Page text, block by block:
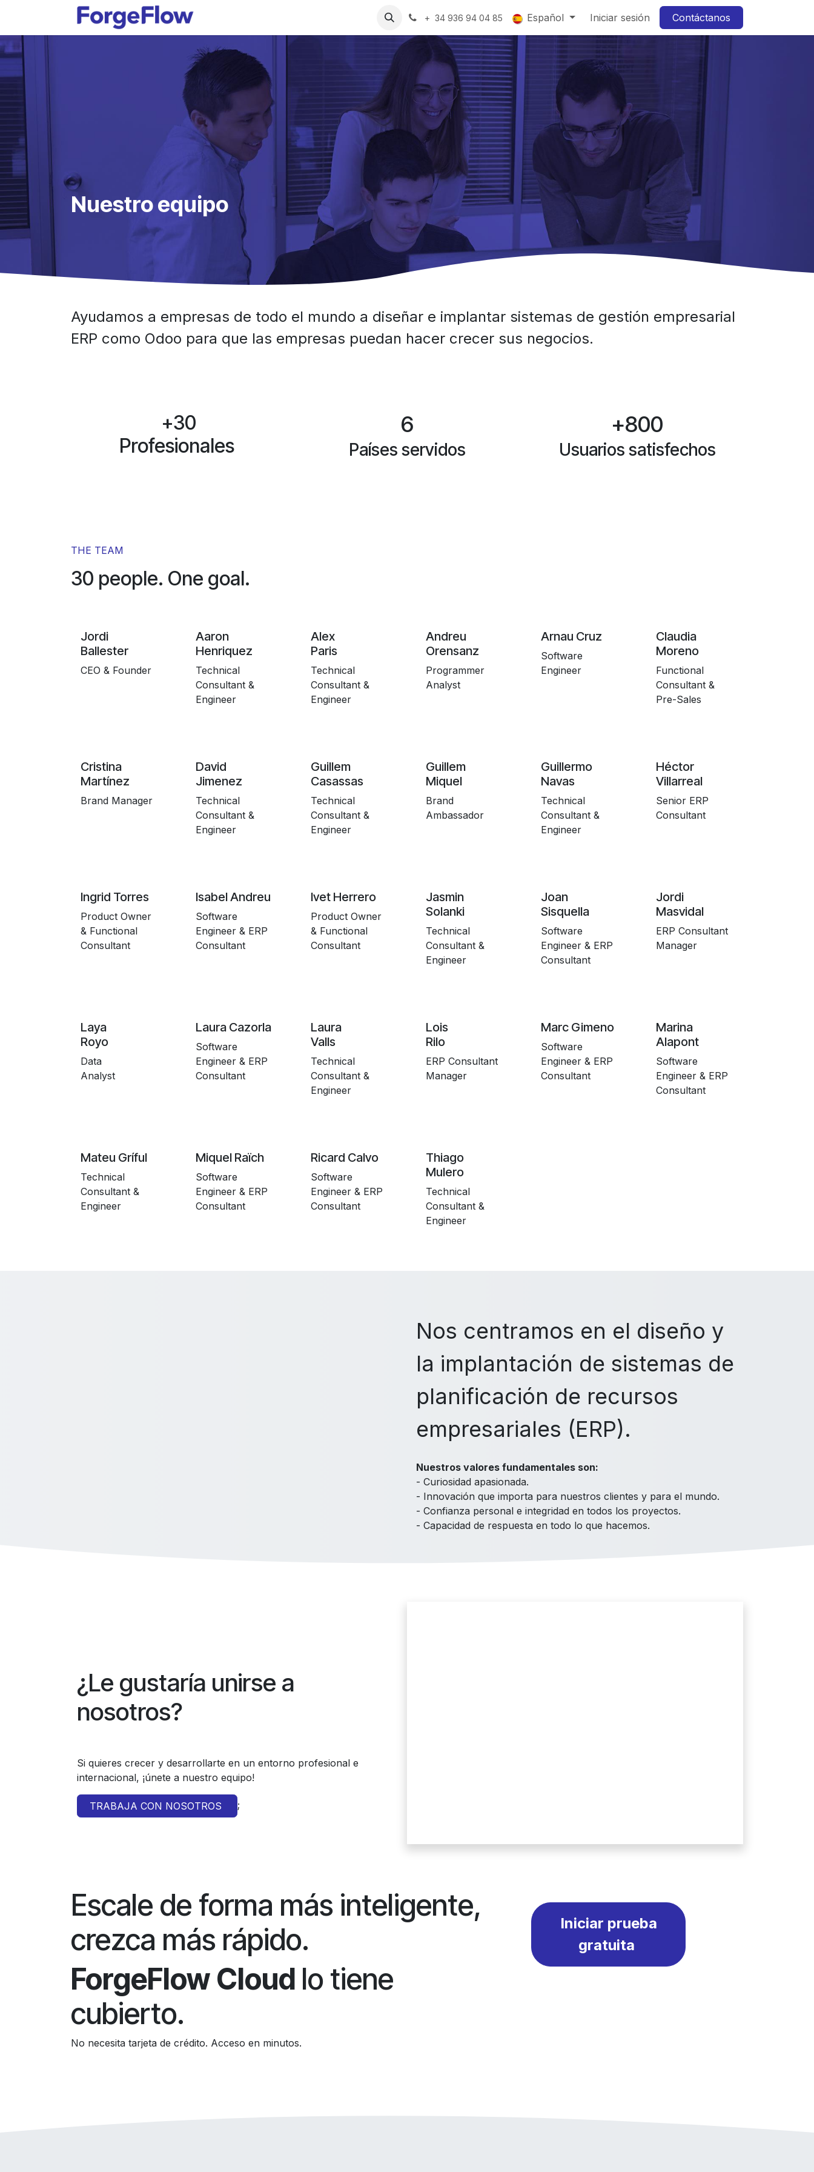
Trabajos + 34 936 94 04 85 Español Iniciar sesión Contáctanos
Nuestro equipo
Ayudamos a empresas de todo el mundo a diseñar e implantar sistemas de gestión empresarial
ERP como Odoo para que las empresas puedan hacer crecer sus negocios.
+30
Profesionales
6
Países servidos
+800
Usuarios satisfechos
THE TEAM
30 people. One goal.
Jordi
Ballester
CEO & Founder
Aaron
Henriquez
Technical
Consultant &
Engineer
Alex
Paris
Technical
Consultant &
Engineer
Andreu
Orensanz
Programmer
Analyst
Arnau Cruz
Software
Engineer
Claudia
Moreno
Functional
Consultant &
Pre-Sales
Cristina
Martínez
Brand Manager
David
Jimenez
Technical
Consultant &
Engineer
Guillem
Casassas
Technical
Consultant &
Engineer
Guillem
Miquel
Brand
Ambassador
Guillermo
Navas
Technical
Consultant &
Engineer
Héctor
Villarreal
Senior ERP
Consultant
Ingrid Torres
Product Owner
& Functional
Consultant
Isabel Andreu
Software
Engineer & ERP
Consultant
Ivet Herrero
Product Owner
& Functional
Consultant
Jasmin
Solanki
Technical
Consultant &
Engineer
Joan
Sisquella
Software
Engineer & ERP
Consultant
Jordi
Masvidal
ERP Consultant
Manager
Laya
Royo
Data
Analyst
Laura Cazorla
Software
Engineer & ERP
Consultant
Laura
Valls
Technical
Consultant &
Engineer
Lois
Rilo
ERP Consultant
Manager
Marc Gimeno
Software
Engineer & ERP
Consultant
Marina
Alapont
Software
Engineer & ERP
Consultant
Mateu Gríful
Technical
Consultant &
Engineer
Miquel Raïch
Software
Engineer & ERP
Consultant
Ricard Calvo
Software
Engineer & ERP
Consultant
Thiago
Mulero
Technical
Consultant &
Engineer
Nos centramos en el diseño y
la implantación de sistemas de
planificación de recursos
empresariales (ERP).
Nuestros valores fundamentales son:
- Curiosidad apasionada.
- Innovación que importa para nuestros clientes y para el mundo.
- Confianza personal e integridad en todos los proyectos.
- Capacidad de respuesta en todo lo que hacemos.
¿Le gustaría unirse a
nosotros?
Si quieres crecer y desarrollarte en un entorno profesional e
internacional, ¡únete a nuestro equipo!
TRABAJA CON NOSOTROS ;
Escale de forma más inteligente,
crezca más rápido.
ForgeFlow Cloud lo tiene
cubierto.
No necesita tarjeta de crédito. Acceso en minutos.
Iniciar prueba
gratuita